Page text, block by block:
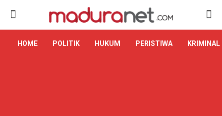
HOME POLITIK HUKUM PERISTIWA KRIMINAL